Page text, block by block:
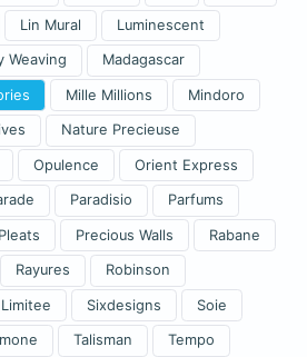
Lin Mural Luminescent
Weaving Madagascar
Mille Millions Mindoro
Nature Precieuse
Opulence Orient Express
Paradisio Parfums
Pleats Precious Walls Rabane
Rayures Robinson
Sixdesigns Soie
Talisman Tempo